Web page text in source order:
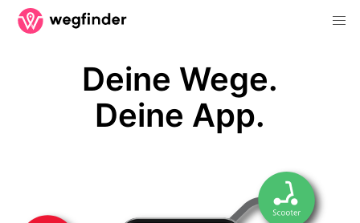
Deine Wege.
Deine App.